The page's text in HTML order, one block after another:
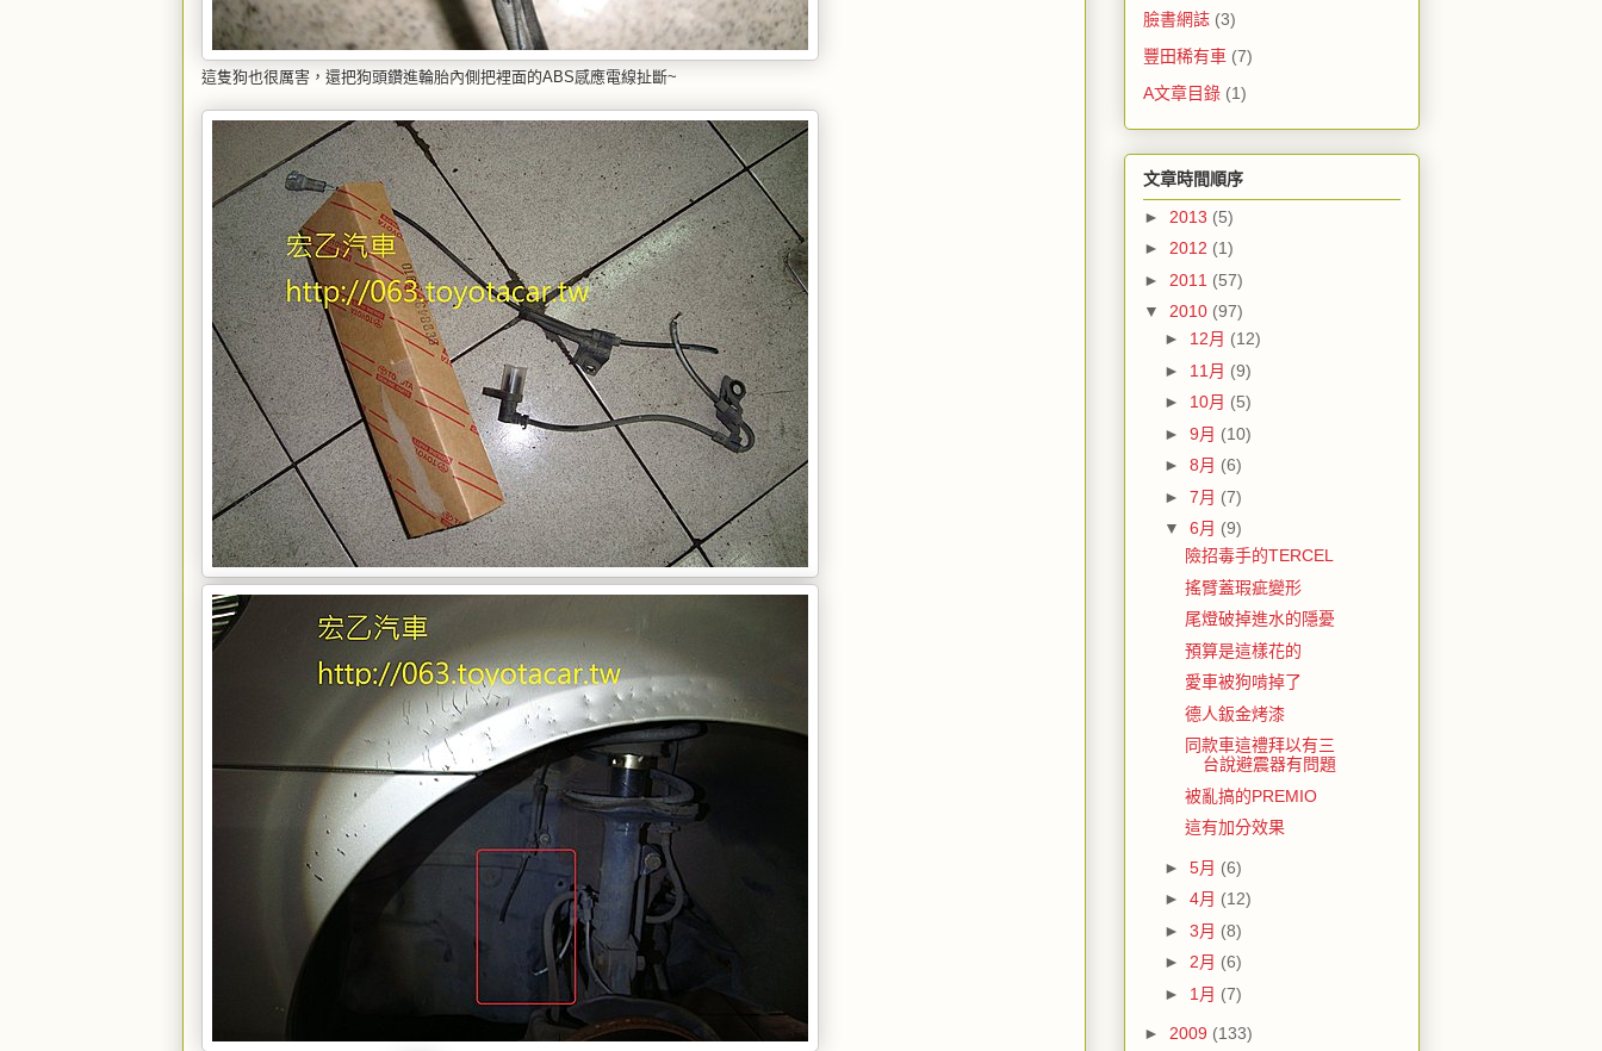
這隻狗也很厲害，還把狗頭鑽進輪胎內側把裡面的ABS感應電線扯斷~
臉書網誌 (3)
豐田稀有車 (7)
A文章目錄 (1)
文章時間順序
► 2013 (5)
► 2012 (1)
► 2011 (57)
▼ 2010 (97)
► 12月 (12)
► 11月 (9)
► 10月 (5)
► 9月 (10)
► 8月 (6)
► 7月 (7)
▼ 6月 (9)
險招毒手的TERCEL
搖臂蓋瑕疵變形
尾燈破掉進水的隱憂
預算是這樣花的
愛車被狗啃掉了
德人鈑金烤漆
同款車這禮拜以有三
台說避震器有問題
被亂搞的PREMIO
這有加分效果
► 5月 (6)
► 4月 (12)
► 3月 (8)
► 2月 (6)
► 1月 (7)
► 2009 (133)